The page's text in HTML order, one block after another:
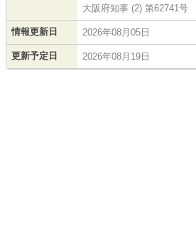
大阪府知事 (2) 第62741号
情報更新日 2026年08月05日
更新予定日 2026年08月19日